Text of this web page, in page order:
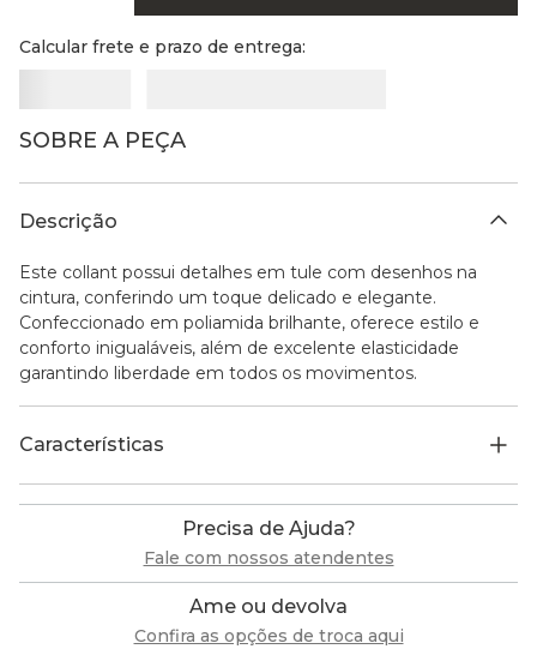
Calcular frete e prazo de entrega:
SOBRE A PEÇA
Descrição
Este collant possui detalhes em tule com desenhos na
cintura, conferindo um toque delicado e elegante.
Confeccionado em poliamida brilhante, oferece estilo e
conforto inigualáveis, além de excelente elasticidade
garantindo liberdade em todos os movimentos.
Características
Precisa de Ajuda?
Fale com nossos atendentes
Ame ou devolva
Confira as opções de troca aqui